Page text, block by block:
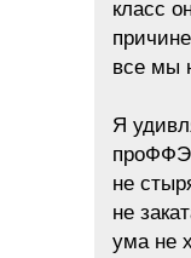
класс
все мы
Я
не
не
ума не